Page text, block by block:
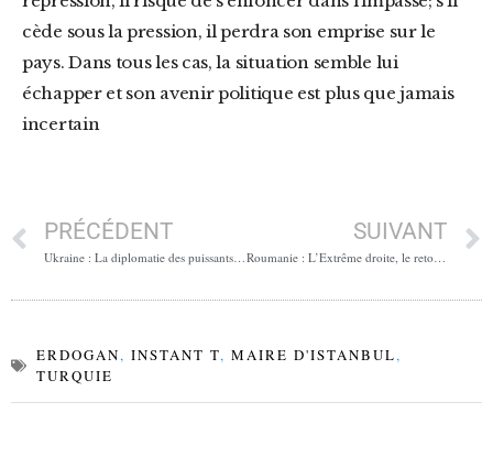
cède sous la pression, il perdra son emprise sur le
pays. Dans tous les cas, la situation semble lui
échapper et son avenir politique est plus que jamais
incertain
PRÉCÉDENT
Ukraine : La diplomatie des puissants, le sacrifice des innocents
SUIVANT
Roumanie : L’Extrême droite, le retour en force d’un vieux complot
ERDOGAN, INSTANT T, MAIRE D'ISTANBUL,
TURQUIE